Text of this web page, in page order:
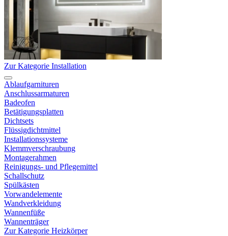
Zur Kategorie Installation
Ablaufgarnituren
Anschlussarmaturen
Badeofen
Betätigungsplatten
Dichtsets
Flüssigdichtmittel
Installationssysteme
Klemmverschraubung
Montagerahmen
Reinigungs- und Pflegemittel
Schallschutz
Spülkästen
Vorwandelemente
Wandverkleidung
Wannenfüße
Wannenträger
Zur Kategorie Heizkörper